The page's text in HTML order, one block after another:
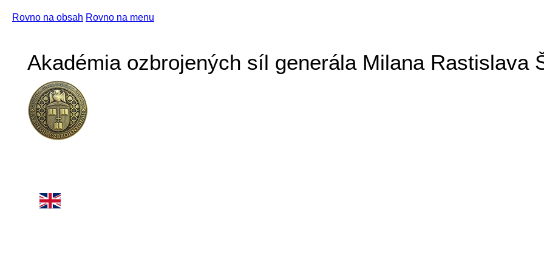
Rovno na obsah Rovno na menu
Akadémia ozbrojených síl generála Milana Rastislava